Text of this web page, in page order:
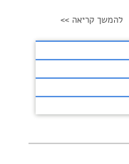
להמשך קריאה >>